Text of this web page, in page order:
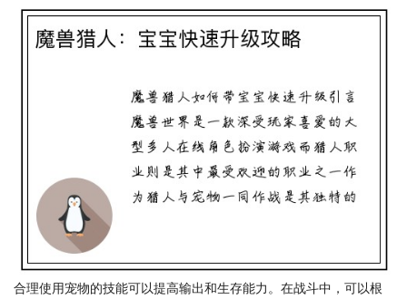
合理使用宠物的技能可以提高输出和生存能力。在战斗中，可以根